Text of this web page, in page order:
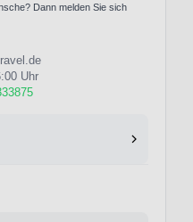
Dann melden Sie sich
Uhr